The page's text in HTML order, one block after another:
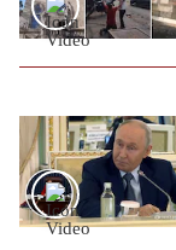
Politica
De
Cookies